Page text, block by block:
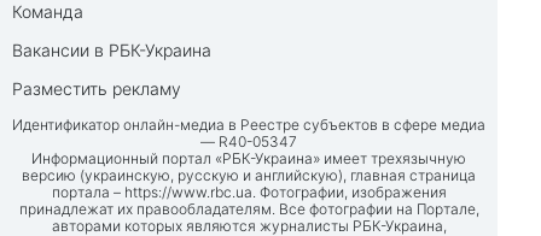
Команда
Вакансии в РБК-Украина
Разместить рекламу
Идентификатор онлайн-медиа в Реестре субъектов в сфере медиа
— R40-05347
Информационный портал «РБК-Украина» имеет трехязычную
версию (украинскую, русскую и английскую), главная страница
портала – https://www.rbc.ua. Фотографии, изображения
принадлежат их правообладателям. Все фотографии на Портале,
авторами которых являются журналисты РБК-Украина,